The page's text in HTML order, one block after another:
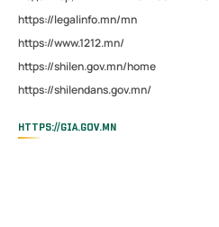
https://legalinfo.mn/mn
https://www.1212.mn/
https://shilen.gov.mn/home
https://shilendans.gov.mn/
HTTPS://GIA.GOV.MN